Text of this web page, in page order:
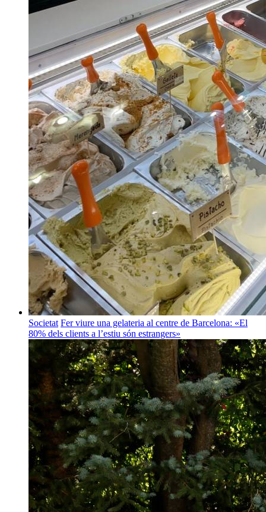
Societat Fer viure una gelateria al centre de Barcelona: «El
80% dels clients a l’estiu són estrangers»